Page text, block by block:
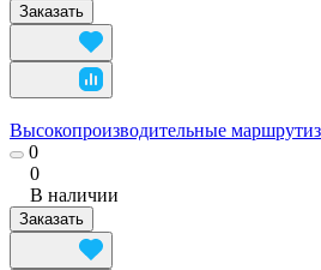
Заказать
Высокопроизводительные
0
0
В наличии
Заказать